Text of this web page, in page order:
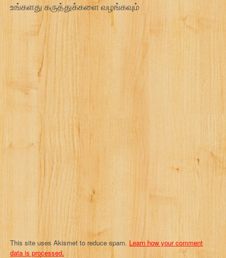
n
g
i
உங்களது கருத்துக்களை வழங்கவும்
This site uses Akismet to reduce spam. Learn how your comment
data is processed.